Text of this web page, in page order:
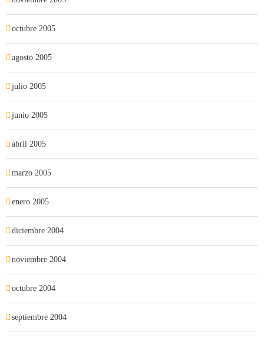
octubre 2005
agosto 2005
julio 2005
junio 2005
abril 2005
marzo 2005
enero 2005
diciembre 2004
noviembre 2004
octubre 2004
septiembre 2004